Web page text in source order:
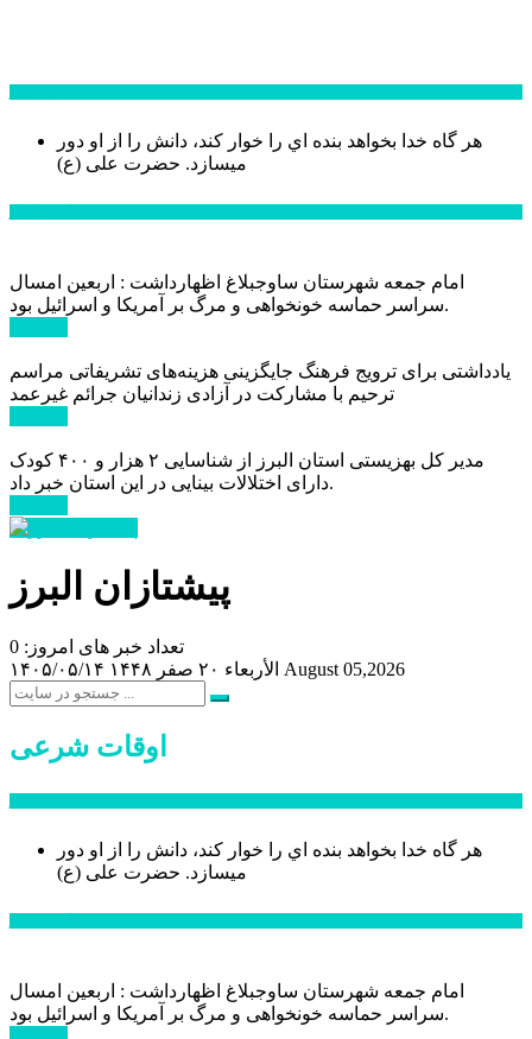
هر گاه خدا بخواهد بنده اي را خوار كند، دانش را از او دور
میسازد. حضرت علی (ع)
امام جمعه شهرستان ساوجبلاغ اظهارداشت : اربعین امسال
سراسر حماسه خونخواهی و مرگ بر آمریکا و اسرائیل بود.
یادداشتی برای ترویج فرهنگ جایگزینی هزینه‌های تشریفاتی مراسم
ترحیم با مشارکت در آزادی زندانیان جرائم غیرعمد
مدیر کل بهزیستی استان البرز از شناسایی ۲ هزار و ۴۰۰ کودک
دارای اختلالات بینایی در این استان خبر داد.
پیشتازان البرز
تعداد خبر های امروز: 0
۱۴۰۵/۰۵/۱۴
الأربعاء ۲۰ صفر ۱۴۴۸ August 05,2026
اوقات شرعی
هر گاه خدا بخواهد بنده اي را خوار كند، دانش را از او دور
میسازد. حضرت علی (ع)
امام جمعه شهرستان ساوجبلاغ اظهارداشت : اربعین امسال
سراسر حماسه خونخواهی و مرگ بر آمریکا و اسرائیل بود.